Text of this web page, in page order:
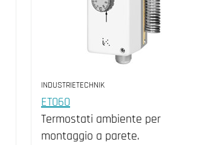
INDUSTRIETECHNIK
ET060
Termostati ambiente per
montaggio a parete.